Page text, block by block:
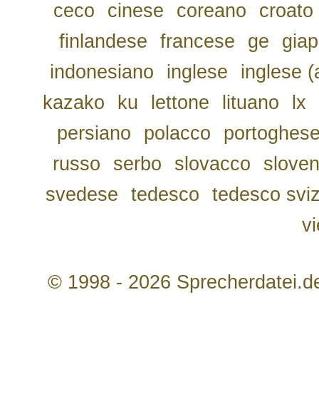
ceco
cinese coreano
croato
finlandese
francese ge
indonesiano
inglese
inglese
kazako
ku lettone lituano lx
persiano
polacco
russo
serbo slovacco
svedese
tedesco
tedesco
© 1998 - 2026